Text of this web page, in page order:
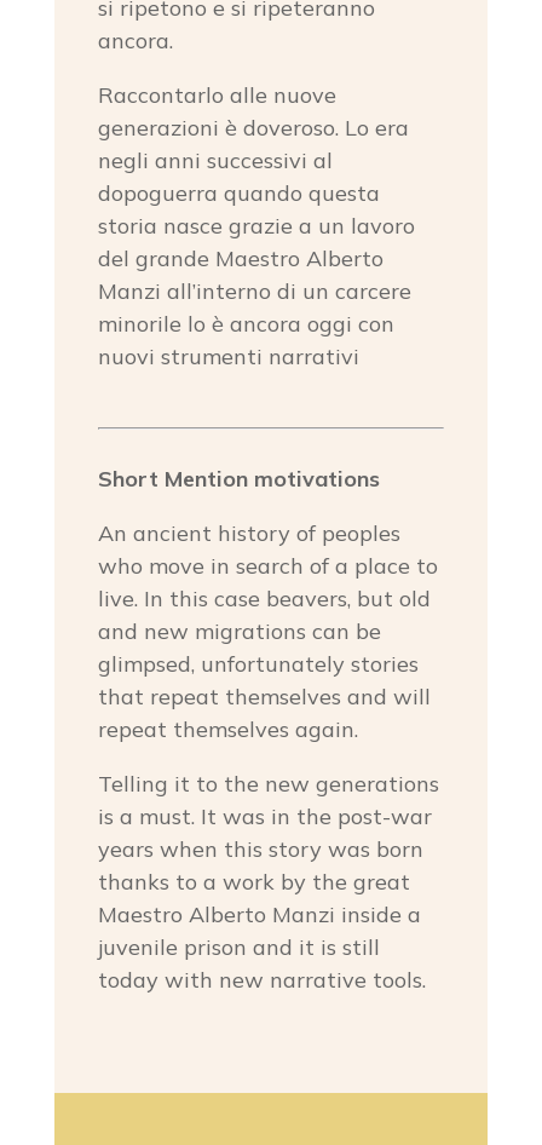
si ripetono e si ripeteranno
ancora.
Raccontarlo alle nuove
generazioni è doveroso. Lo era
negli anni successivi al
dopoguerra quando questa
storia nasce grazie a un lavoro
del grande Maestro Alberto
Manzi all’interno di un carcere
minorile lo è ancora oggi con
nuovi strumenti narrativi
Short Mention motivations
An ancient history of peoples
who move in search of a place to
live. In this case beavers, but old
and new migrations can be
glimpsed, unfortunately stories
that repeat themselves and will
repeat themselves again.
Telling it to the new generations
is a must. It was in the post-war
years when this story was born
thanks to a work by the great
Maestro Alberto Manzi inside a
juvenile prison and it is still
today with new narrative tools.